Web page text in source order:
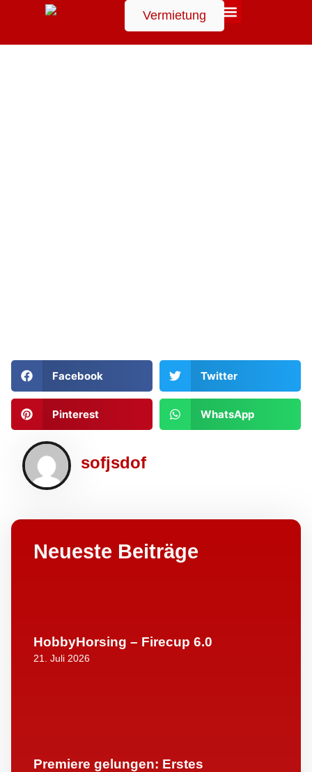
Suchen
Vermietung
Facebook Twitter
Pinterest WhatsApp
sofjsdof
Neueste Beiträge
HobbyHorsing – Firecup 6.0
21. Juli 2026
Premiere gelungen: Erstes